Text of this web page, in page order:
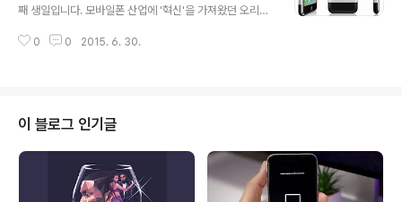
ch 와 5.5-inch' 로 커진 아이폰6와 아이폰6플러스에 다
대한 시장에서 큰 화면을 선호하는 소비자들에게 어필하여
째 생일입니다. 모바일폰 산업에 '혁신'을 가져왔던 오리지
stem)를 폰에 담았고, 우리가 모바일 폰을 사용하는 방법
를, 그리고 머지 않아 iOS 9이라는, 오리지널 아이폰의 O
S 대비 굉장히 진보한 OS 출시를 기다리는 중입니다. 4G
LTE, 라이트닝 커넥터, 64비트-CPUs, 1GB RAM, NFC
기술, 5.5인치 디스플레이, 더 얇아진 두께 등 많은 것들이
변했죠. 매해 새로운 아이폰이 출시될 때..
0 0 2015. 6. 30.
이 블로그 인기글